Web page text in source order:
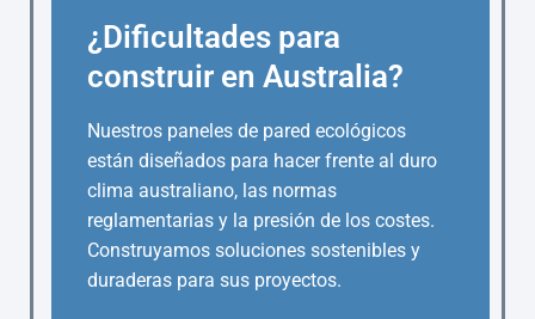
¿Dificultades para
construir en Australia?
Nuestros paneles de pared ecológicos
están diseñados para hacer frente al duro
clima australiano, las normas
reglamentarias y la presión de los costes.
Construyamos soluciones sostenibles y
duraderas para sus proyectos.